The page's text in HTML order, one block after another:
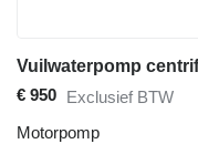
€ 950 Exclusief BTW
Motorpomp